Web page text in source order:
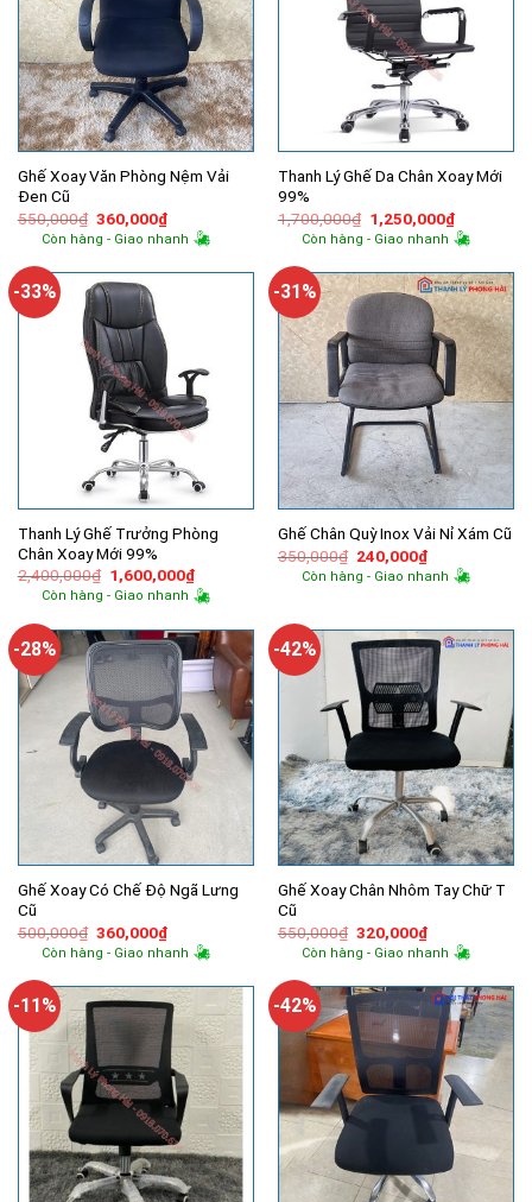
Ghế Xoay Văn Phòng Nệm Vải
Đen Cũ
550,000₫ Giá
gốc
là:
360,000₫Giá
hiện
tại
360,000₫.
Còn hàng - Giao nhanh
Thanh Lý Ghế Da Chân Xoay Mới
99%
1,700,000₫ Giá
gốc
là:
1,250,000₫Giá
hiện
tại
Còn hàng - Giao nhanh
-33%
Thanh Lý Ghế Trưởng Phòng
Chân Xoay Mới 99%
2,400,000₫ Giá
gốc
là:
1,600,000₫Giá
hiện
tại
1,600,000₫.
Còn hàng - Giao nhanh
-31%
Ghế Chân Quỳ Inox Vải Nỉ Xám Cũ
350,000₫ Giá
gốc
là:
240,000₫Giá
hiện
tại
Còn hàng - Giao nhanh
-28%
Ghế Xoay Có Chế Độ Ngã Lưng
Cũ
500,000₫ Giá
gốc
là:
360,000₫Giá
hiện
tại
360,000₫.
Còn hàng - Giao nhanh
-42%
Ghế Xoay Chân Nhôm Tay Chữ T
Cũ
550,000₫ Giá
gốc
là:
320,000₫Giá
hiện
tại
320,000₫.
Còn hàng - Giao nhanh
-11% -42%